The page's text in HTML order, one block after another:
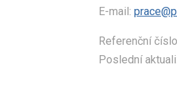
E-mail:
Referenční
Poslední